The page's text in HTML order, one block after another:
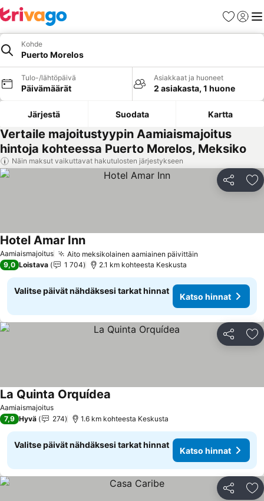
Suosikit
Kohde
Puerto Morelos
Tulo-/lähtöpäivä
Päivämäärät
Asiakkaat ja huoneet
2 asiakasta, 1 huone
Järjestä Suodata Kartta
Vertaile majoitustyypin Aamiaismajoitus
hintoja kohteessa Puerto Morelos, Meksiko
Näin maksut vaikuttavat hakutulosten järjestykseen
Jaa
Aamiaismajoitus Aito meksikolainen aamiainen päivittäin
Hotel Amar Inn
9,0 Loistava 1 704 2.1 km kohteesta Keskusta
Valitse päivät nähdäksesi tarkat hinnat
Katso hinnat
Jaa
Aamiaismajoitus
La Quinta Orquídea
7,9 Hyvä 274 1.6 km kohteesta Keskusta
Valitse päivät nähdäksesi tarkat hinnat
Katso hinnat
Jaa